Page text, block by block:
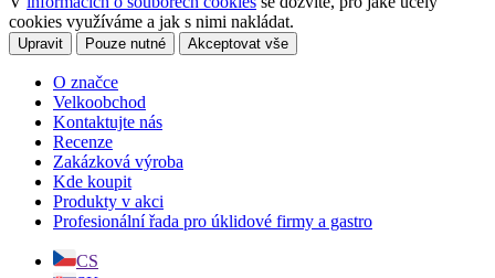
cookies využíváme a jak s nimi nakládat.
Upravit Pouze nutné Akceptovat vše
O značce
Velkoobchod
Kontaktujte nás
Recenze
Zakázková výroba
Kde koupit
Produkty v akci
Profesionální řada pro úklidové firmy a gastro
CS